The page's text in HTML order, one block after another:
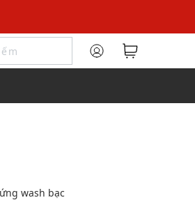
wash bạc